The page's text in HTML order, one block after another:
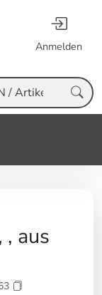
Anmelden
aus